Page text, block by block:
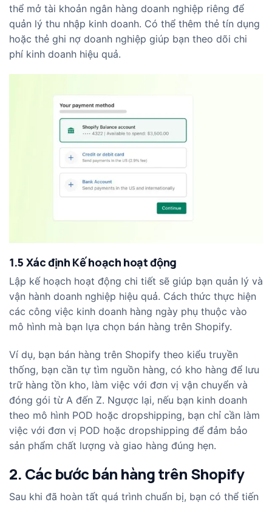
thể mở tài khoản ngân hàng doanh nghiệp riêng để
quản lý thu nhập kinh doanh. Có thể thêm thẻ tín dụng
hoặc thẻ ghi nợ doanh nghiệp giúp bạn theo dõi chi
phí kinh doanh hiệu quả.
1.5 Xác định Kế hoạch hoạt động
Lập kế hoạch hoạt động chi tiết sẽ giúp bạn quản lý và
vận hành doanh nghiệp hiệu quả. Cách thức thực hiện
các công việc kinh doanh hàng ngày phụ thuộc vào
mô hình mà bạn lựa chọn bán hàng trên Shopify.
Ví dụ, bạn bán hàng trên Shopify theo kiểu truyền
thống, bạn cần tự tìm nguồn hàng, có kho hàng để lưu
trữ hàng tồn kho, làm việc với đơn vị vận chuyển và
đóng gói từ A đến Z. Ngược lại, nếu bạn kinh doanh
theo mô hình POD hoặc dropshipping, bạn chỉ cần làm
việc với đơn vị POD hoặc dropshipping để đảm bảo
sản phẩm chất lượng và giao hàng đúng hẹn.
2. Các bước bán hàng trên Shopify
Sau khi đã hoàn tất quá trình chuẩn bị, bạn có thể tiến